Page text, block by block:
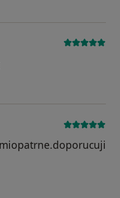
Pacient
Tereza